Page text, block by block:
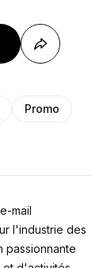
Promo
mail
l'industrie des
passionnante